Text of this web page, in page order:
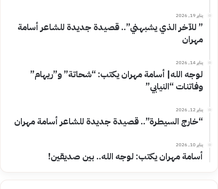
يناير 19, 2026
” للآخر الذي يشبهني”.. قصيدة جديدة للشاعر أسامة
مهران
يناير 14, 2026
لوجه الله| أسامة مهران يكتب: “شحاتة” و”ريهام”
وفاتنات “النيابي”
يناير 12, 2026
“خارج السيطرة”.. قصيدة جديدة للشاعر أسامة مهران
يناير 10, 2026
أسامة مهران يكتب: لوجه الله.. بين صديقين!